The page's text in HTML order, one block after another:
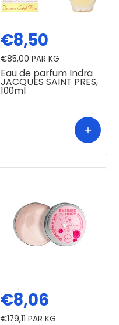
Eau de parfum Indra
JACQUES SAINT PRES,
100ml
€8,50
€85,00 PAR KG
€8,06
€179,11 PAR KG